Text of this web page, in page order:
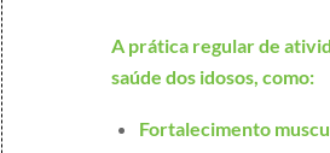
A prática regular de
saúde dos idosos, como:
Fortalecimento